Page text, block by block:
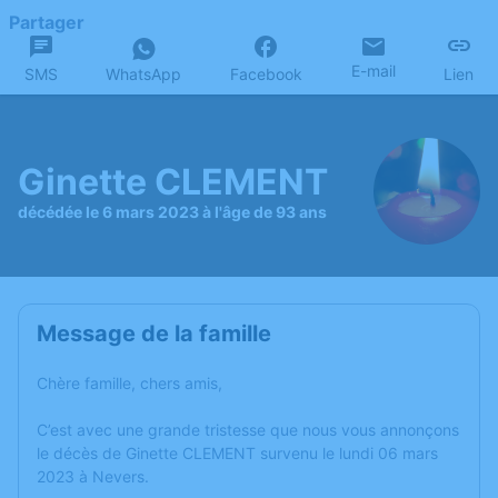
Partager
SMS WhatsApp Facebook E-mail Lien
Ginette CLEMENT
décédée le 6 mars 2023 à l'âge de 93 ans
Message de la famille
Chère famille, chers amis,
C’est avec une grande tristesse que nous vous annonçons
le décès de Ginette CLEMENT survenu le lundi 06 mars
2023 à Nevers.